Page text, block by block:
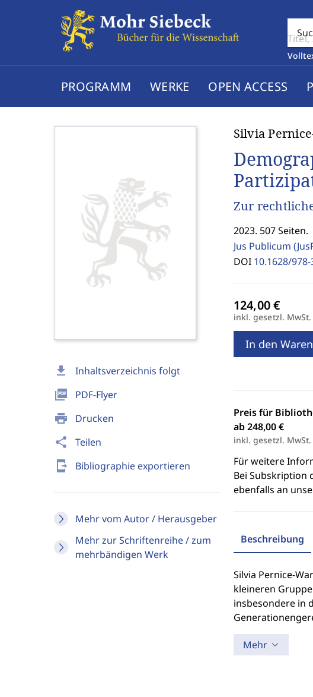
PROGRAMM WERKE OPEN ACCESS
download Inhaltsverzeichnis folgt
picture_as_pdf PDF-Flyer
print Drucken
share Teilen
send_to_mobile Bibliographie exportieren
Mehr vom Autor / Herausgeber
Mehr zur Schriftenreihe / zum
mehrbändigen Werk
Silvia
Zur
2023. 507 Seiten.
Jus Publicum
DOI 10.1628/
inkl. gesetzl. MwSt.
In den
Preis für
ab 248,00 €
inkl. gesetzl. MwSt.
Für weitere
Bei Subskription
ebenfalls an
Beschreibung
Silvia Pernice-
kleineren
insbesondere in
Mehr